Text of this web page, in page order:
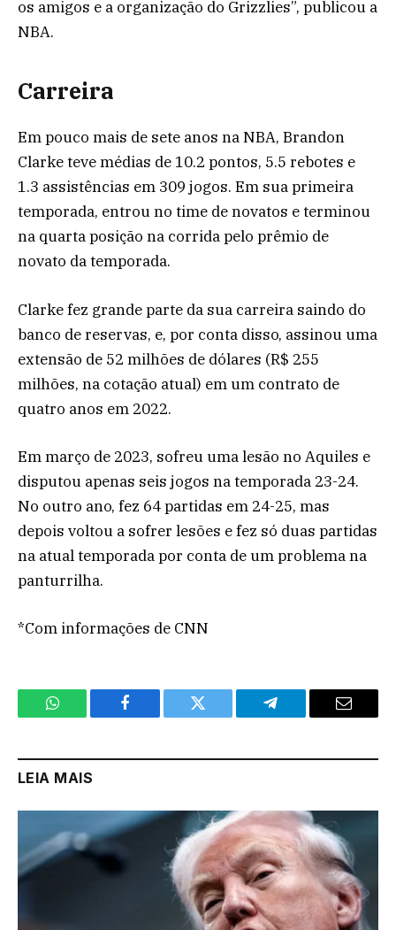
os amigos e a organização do Grizzlies”, publicou a
NBA.
Carreira
Em pouco mais de sete anos na NBA, Brandon
Clarke teve médias de 10.2 pontos, 5.5 rebotes e
1.3 assistências em 309 jogos. Em sua primeira
temporada, entrou no time de novatos e terminou
na quarta posição na corrida pelo prêmio de
novato da temporada.
Clarke fez grande parte da sua carreira saindo do
banco de reservas, e, por conta disso, assinou uma
extensão de 52 milhões de dólares (R$ 255
milhões, na cotação atual) em um contrato de
quatro anos em 2022.
Em março de 2023, sofreu uma lesão no Aquiles e
disputou apenas seis jogos na temporada 23-24.
No outro ano, fez 64 partidas em 24-25, mas
depois voltou a sofrer lesões e fez só duas partidas
na atual temporada por conta de um problema na
panturrilha.
*Com informações de CNN
WhatsApp Facebook Twitter Telegram Email
LEIA MAIS